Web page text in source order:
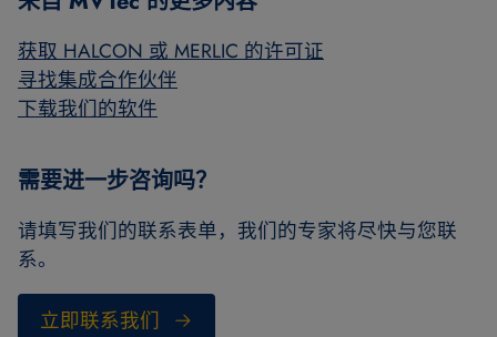
获取 HALCON 或 MERLIC 的许可证
寻找集成合作伙伴
下载我们的软件
需要进一步咨询吗？
请填写我们的联系表单，我们的专家将尽快与您联
系。
立即联系我们